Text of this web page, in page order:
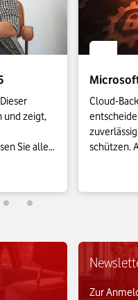
und zeigt,
Sie alles
konkreten
Cloud-
schützen.
Zur